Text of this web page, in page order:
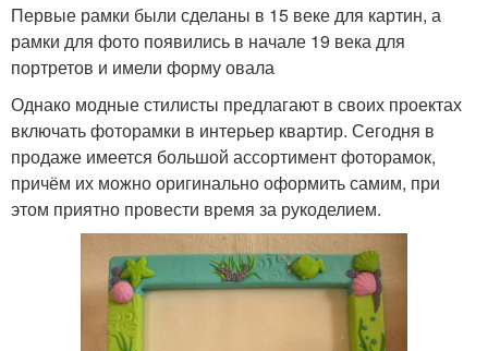
Первые рамки были сделаны в 15 веке для картин, а
рамки для фото появились в начале 19 века для
портретов и имели форму овала
Однако модные стилисты предлагают в своих проектах
включать фоторамки в интерьер квартир. Сегодня в
продаже имеется большой ассортимент фоторамок,
причём их можно оригинально оформить самим, при
этом приятно провести время за рукоделием.